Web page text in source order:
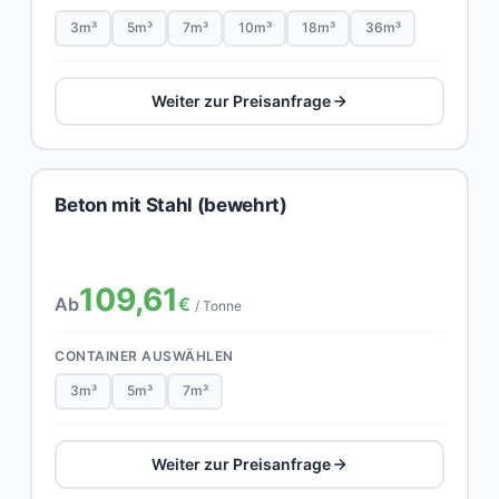
3m³ 5m³ 7m³ 10m³ 18m³ 36m³
Weiter zur Preisanfrage
Beton mit Stahl (bewehrt)
Ab109,61€ / Tonne
CONTAINER AUSWÄHLEN
3m³ 5m³ 7m³
Weiter zur Preisanfrage